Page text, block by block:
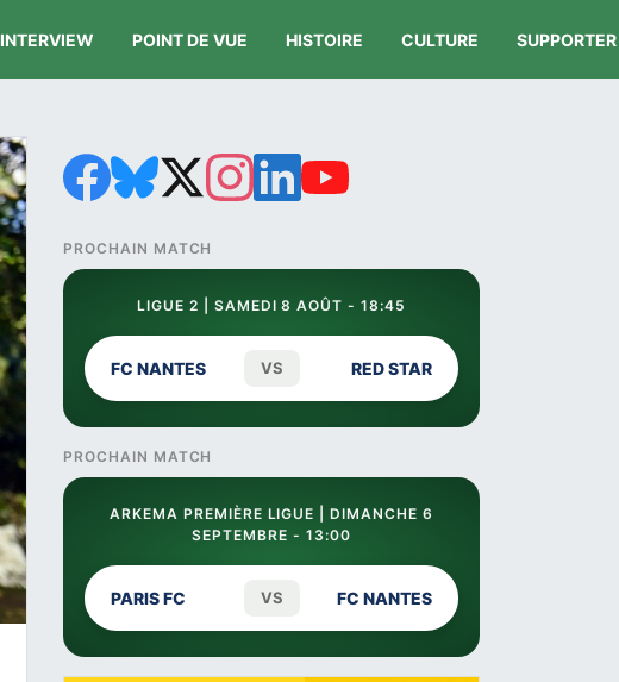
INTERVIEW POINT DE VUE HISTOIRE CULTURE SUPPORTER
PROCHAIN MATCH
LIGUE 2 | SAMEDI 8 AOÛT - 18:45
FC NANTES VS RED STAR
PROCHAIN MATCH
ARKEMA PREMIÈRE LIGUE | DIMANCHE 6
SEPTEMBRE - 13:00
PARIS FC VS FC NANTES